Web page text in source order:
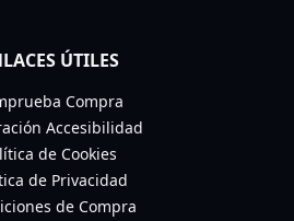
ÚTILES
Compra
Accesibilidad
de Cookies
de Privacidad
de Compra